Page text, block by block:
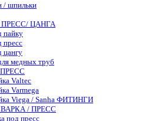
/ шпильки
ЦАНГА
пайку
пресс
цангу
медных труб
Valtec
Varmega
Viega / Sanha ФИТИНГИ
/ ПРЕСС
под пресс